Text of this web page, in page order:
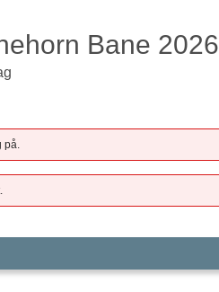
Bane 2026
på.